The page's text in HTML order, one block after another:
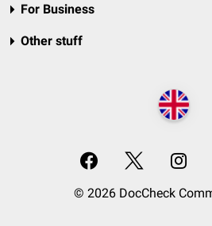
For Business
Other stuff
© 2026 DocCheck